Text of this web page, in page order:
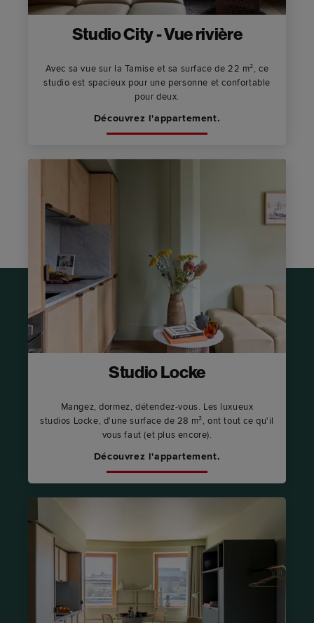
Studio City - Vue rivière
Avec sa vue sur la Tamise et sa surface de 22 m², ce
studio est spacieux pour une personne et confortable
pour deux.
Découvrez l'appartement.
Studio Locke
Mangez, dormez, détendez-vous. Les luxueux
studios Locke, d'une surface de 28 m², ont tout ce qu'il
vous faut (et plus encore).
Découvrez l'appartement.